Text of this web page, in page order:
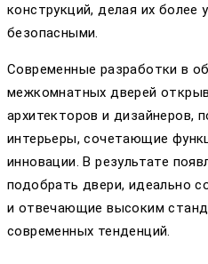
конструкций, делая их более
безопасными.
Современные разработки в
межкомнатных дверей
архитекторов и дизайнеров,
интерьеры, сочетающие
инновации. В результате
подобрать двери, идеально
и отвечающие высоким
современных тенденций.